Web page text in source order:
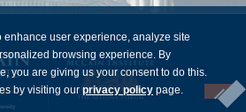
enhance user experience, analyze site
browsing experience. By
you are giving us your consent to do this.
by visiting ourprivacy policy page.